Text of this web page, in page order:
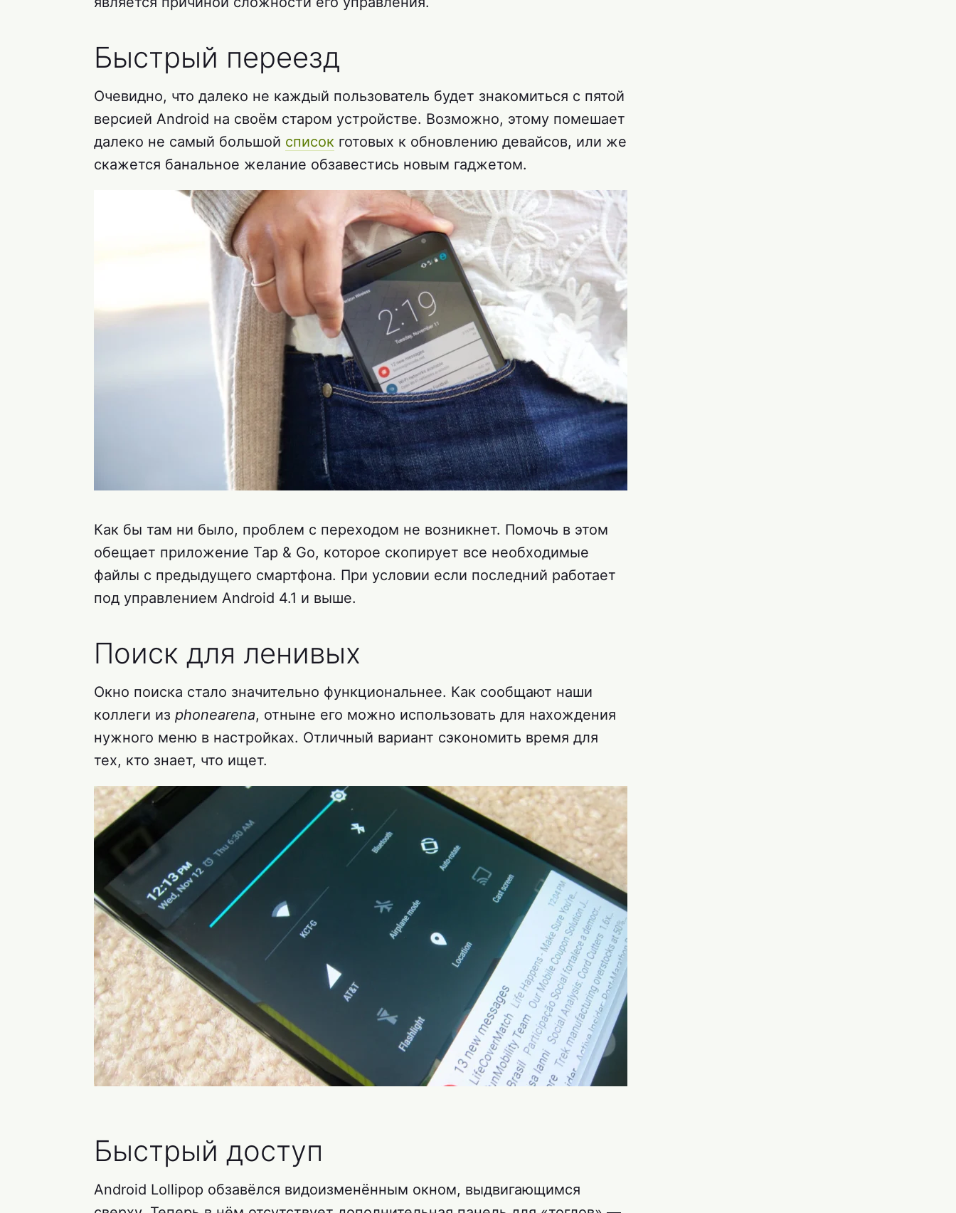
Быстрый переезд
Очевидно, что далеко не каждый пользователь будет знакомиться с пятой
версией Android на своём старом устройстве. Возможно, этому помешает
далеко не самый большой список готовых к обновлению девайсов, или же
скажется банальное желание обзавестись новым гаджетом.
Как бы там ни было, проблем с переходом не возникнет. Помочь в этом
обещает приложение Tap & Go, которое скопирует все необходимые
файлы с предыдущего смартфона. При условии если последний работает
под управлением Android 4.1 и выше.
Поиск для ленивых
Окно поиска стало значительно функциональнее. Как сообщают наши
коллеги из phonearena, отныне его можно использовать для нахождения
нужного меню в настройках. Отличный вариант сэкономить время для
тех, кто знает, что ищет.
Быстрый доступ
Android Lollipop обзавёлся видоизменённым окном, выдвигающимся